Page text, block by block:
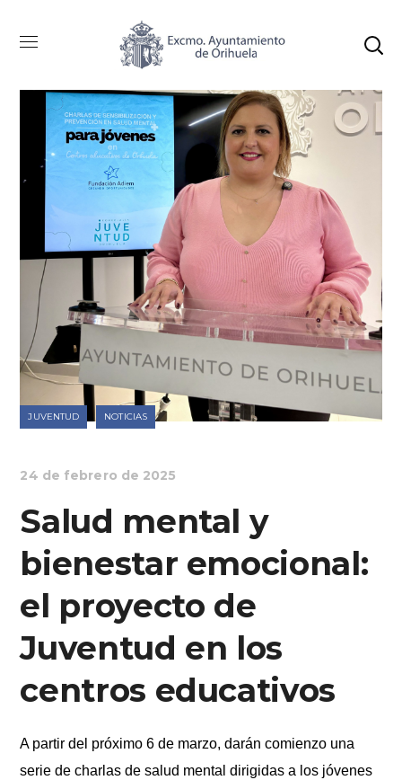
JUVENTUD NOTICIAS
24 de febrero de 2025
Salud mental y
bienestar emocional:
el proyecto de
Juventud en los
centros educativos
A partir del próximo 6 de marzo, darán comienzo una
serie de charlas de salud mental dirigidas a los jóvenes